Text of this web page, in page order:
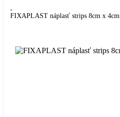
FIXAPLAST náplasť strips 8cm x 4cm